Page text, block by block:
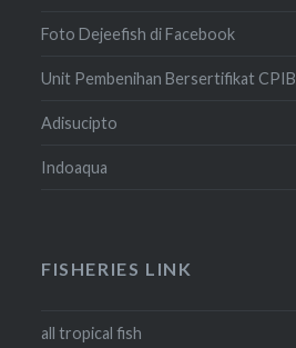
Foto Dejeefish di Facebook
Unit Pembenihan Bersertifikat CPIB
Adisucipto
Indoaqua
FISHERIES LINK
all tropical fish